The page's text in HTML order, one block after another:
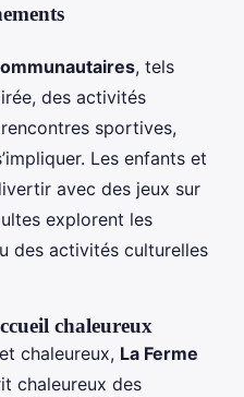
, tels
des activités
sportives,
Les enfants et
avec des jeux sur
explorent les
des activités culturelles
chaleureux
chaleureux, La Ferme
chaleureux des